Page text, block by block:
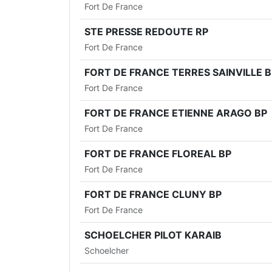
Fort De France
STE PRESSE REDOUTE RP
Fort De France
FORT DE FRANCE TERRES SAINVILLE
Fort De France
FORT DE FRANCE ETIENNE ARAGO BP
Fort De France
FORT DE FRANCE FLOREAL BP
Fort De France
FORT DE FRANCE CLUNY BP
Fort De France
SCHOELCHER PILOT KARAIB
Schoelcher